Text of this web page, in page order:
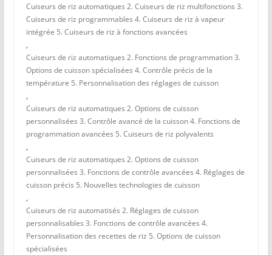
Cuiseurs de riz automatiques 2. Cuiseurs de riz multifonctions 3.
Cuiseurs de riz programmables 4. Cuiseurs de riz à vapeur
intégrée 5. Cuiseurs de riz à fonctions avancées
,
Cuiseurs de riz automatiques 2. Fonctions de programmation 3.
Options de cuisson spécialisées 4. Contrôle précis de la
température 5. Personnalisation des réglages de cuisson
,
Cuiseurs de riz automatiques 2. Options de cuisson
personnalisées 3. Contrôle avancé de la cuisson 4. Fonctions de
programmation avancées 5. Cuiseurs de riz polyvalents
,
Cuiseurs de riz automatiques 2. Options de cuisson
personnalisées 3. Fonctions de contrôle avancées 4. Réglages de
cuisson précis 5. Nouvelles technologies de cuisson
,
Cuiseurs de riz automatisés 2. Réglages de cuisson
personnalisables 3. Fonctions de contrôle avancées 4.
Personnalisation des recettes de riz 5. Options de cuisson
spécialisées